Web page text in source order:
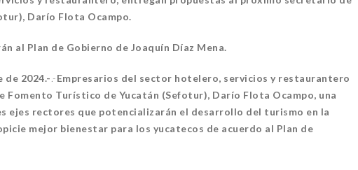
Darío Flota Ocampo.
al Plan de Gobierno de Joaquín Díaz Mena.
de 2024.-.-Empresarios del sector hotelero, servicios y restaurantero
Turístico de Yucatán (Sefotur), Darío Flota Ocampo, una
ejes rectores que potencializarán el desarrollo del turismo en la
mejor bienestar para los yucatecos de acuerdo al Plan de